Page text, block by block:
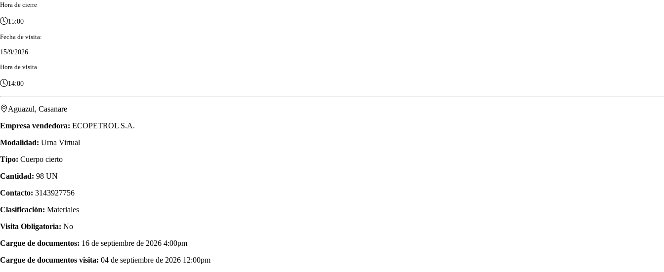
Hora de cierre
15:00
Fecha de visita:
15/9/2026
Hora de visita
14:00
Aguazul, Casanare
Empresa vendedora: ECOPETROL S.A.
Modalidad: Urna Virtual
Tipo: Cuerpo cierto
Cantidad: 98 UN
Contacto: 3143927756
Clasificación: Materiales
Visita Obligatoria: No
Cargue de documentos: 16 de septiembre de 2026 4:00pm
Cargue de documentos visita: 04 de septiembre de 2026 12:00pm